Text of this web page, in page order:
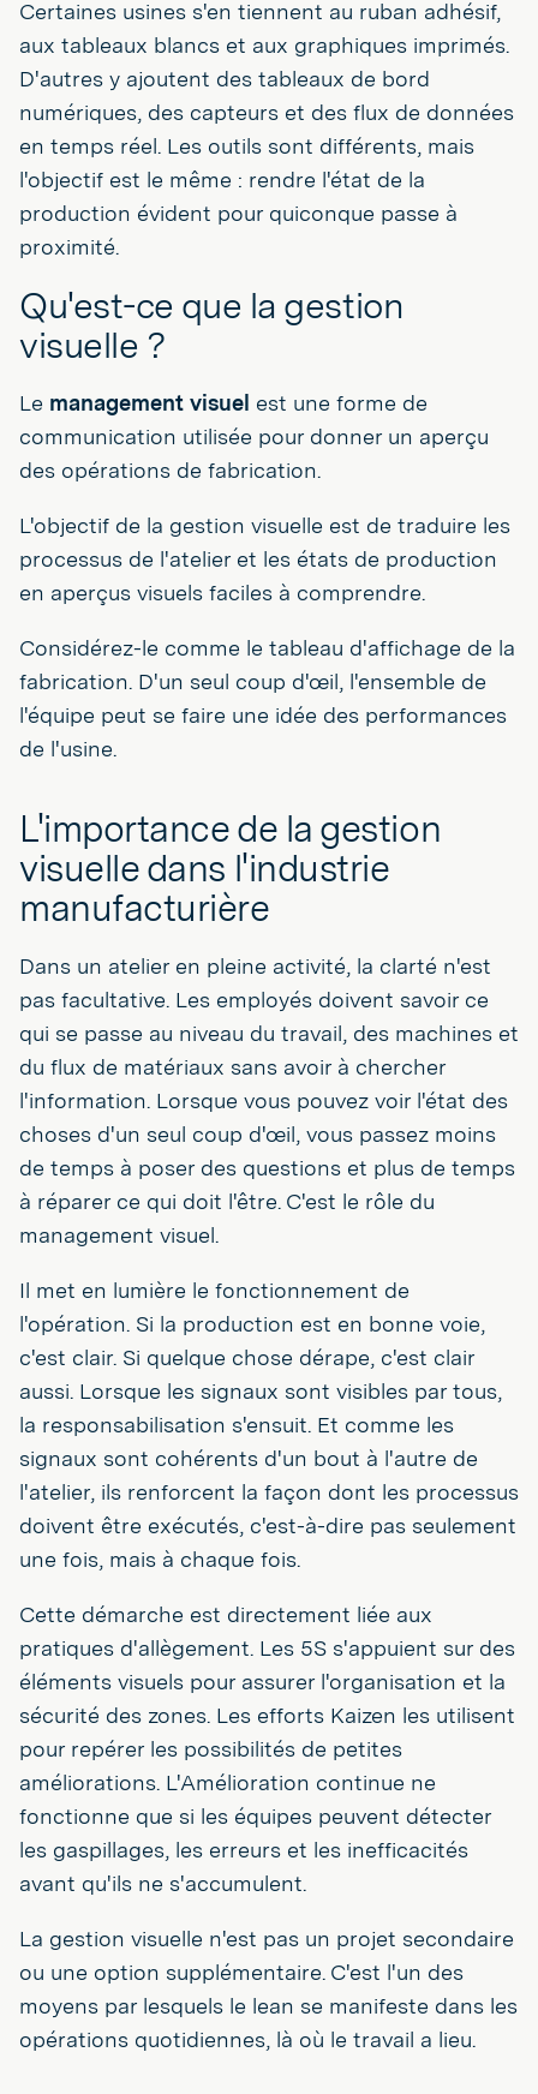
Certaines usines s'en tiennent au ruban adhésif,
aux tableaux blancs et aux graphiques imprimés.
D'autres y ajoutent des tableaux de bord
numériques, des capteurs et des flux de données
en temps réel. Les outils sont différents, mais
l'objectif est le même : rendre l'état de la
production évident pour quiconque passe à
proximité.
Qu'est-ce que la gestion
visuelle ?
Le management visuel est une forme de
communication utilisée pour donner un aperçu
des opérations de fabrication.
L'objectif de la gestion visuelle est de traduire les
processus de l'atelier et les états de production
en aperçus visuels faciles à comprendre.
Considérez-le comme le tableau d'affichage de la
fabrication. D'un seul coup d'œil, l'ensemble de
l'équipe peut se faire une idée des performances
de l'usine.
L'importance de la gestion
visuelle dans l'industrie
manufacturière
Dans un atelier en pleine activité, la clarté n'est
pas facultative. Les employés doivent savoir ce
qui se passe au niveau du travail, des machines et
du flux de matériaux sans avoir à chercher
l'information. Lorsque vous pouvez voir l'état des
choses d'un seul coup d'œil, vous passez moins
de temps à poser des questions et plus de temps
à réparer ce qui doit l'être. C'est le rôle du
management visuel.
Il met en lumière le fonctionnement de
l'opération. Si la production est en bonne voie,
c'est clair. Si quelque chose dérape, c'est clair
aussi. Lorsque les signaux sont visibles par tous,
la responsabilisation s'ensuit. Et comme les
signaux sont cohérents d'un bout à l'autre de
l'atelier, ils renforcent la façon dont les processus
doivent être exécutés, c'est-à-dire pas seulement
une fois, mais à chaque fois.
Cette démarche est directement liée aux
pratiques d'allègement. Les 5S s'appuient sur des
éléments visuels pour assurer l'organisation et la
sécurité des zones. Les efforts Kaizen les utilisent
pour repérer les possibilités de petites
améliorations. L'Amélioration continue ne
fonctionne que si les équipes peuvent détecter
les gaspillages, les erreurs et les inefficacités
avant qu'ils ne s'accumulent.
La gestion visuelle n'est pas un projet secondaire
ou une option supplémentaire. C'est l'un des
moyens par lesquels le lean se manifeste dans les
opérations quotidiennes, là où le travail a lieu.